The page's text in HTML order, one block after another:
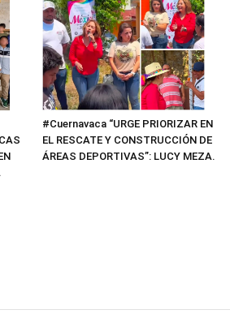
#Cuernavaca “URGE PRIORIZAR EN
EL RESCATE Y CONSTRUCCIÓN DE
ÁREAS DEPORTIVAS”: LUCY MEZA.